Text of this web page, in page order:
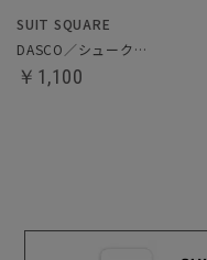
SUIT SQUARE
DASCO／シュークリーム
￥1,100